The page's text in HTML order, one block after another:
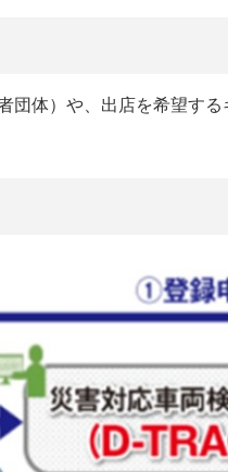
団体）や、出店を希望す